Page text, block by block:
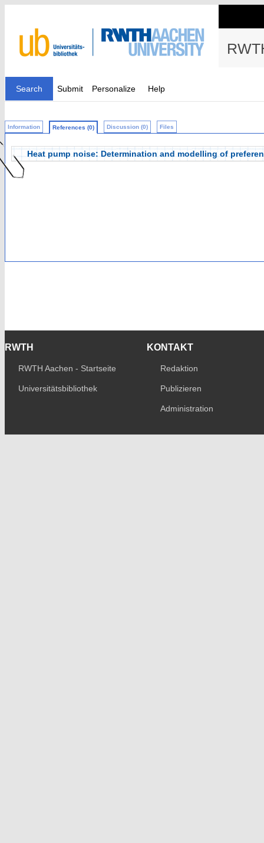
Search Submit Personalize Help
Information References (0) Discussion (0) Files
Heat pump noise: Determination and modelling of
RWTH
RWTH Aachen - Startseite
Universitätsbibliothek
KONTAKT
Redaktion
Publizieren
Administration